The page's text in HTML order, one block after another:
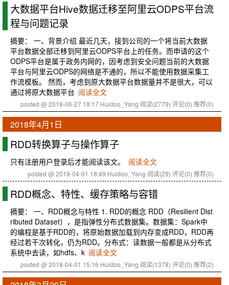
大数据平台Hive数据迁移至阿里云ODPS平台流
程与问题记录
摘要： 一、背景介绍 最近几天，接到公司的一个将当前大数据
平台数据全部迁移到阿里云ODPS平台上的任务。而申请的这个
ODPS平台是属于政务内网的，因考虑到安全问题当前的大数据
平台与阿里云ODPS的网络是不通的，所以不能使用数据采集工
作流模板。 然而，考虑到原大数据平台数据量并不是很大，可以
通过将原大数据平台 阅读全文
posted @ 2018-06-27 18:17 Huidoo_Yang 阅读(2779) 评论(0) 推荐(0)
2018年4月1日
RDD转换算子与操作算子
只有注册用户登录后才能阅读该文。 阅读全文
posted @ 2018-04-01 18:49 Huidoo_Yang 阅读(29) 评论(0) 推荐(0)
RDD概念、特性、缓存策略与容错
摘要： 一、RDD概念与特性 1. RDD的概念 RDD（Resilient Dist
ributed Dataset），是指弹性分布式数据集。数据集：Spark中
的编程是基于RDD的，将原始数据加载到内存变成RDD，RDD再
经过若干次转化，仍为RDD。分布式：读数据一般都是从分布式
系统中去读，如hdfs、k 阅读全文
posted @ 2018-04-01 15:16 Huidoo_Yang 阅读(1378) 评论(0) 推荐(2)